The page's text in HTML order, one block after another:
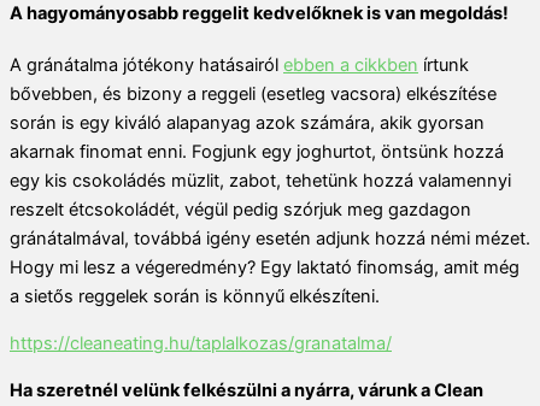
A hagyományosabb reggelit kedvelőknek is van megoldás!
A gránátalma jótékony hatásairól ebben a cikkben írtunk
bővebben, és bizony a reggeli (esetleg vacsora) elkészítése
során is egy kiváló alapanyag azok számára, akik gyorsan
akarnak finomat enni. Fogjunk egy joghurtot, öntsünk hozzá
egy kis csokoládés müzlit, zabot, tehetünk hozzá valamennyi
reszelt étcsokoládét, végül pedig szórjuk meg gazdagon
gránátalmával, továbbá igény esetén adjunk hozzá némi mézet.
Hogy mi lesz a végeredmény? Egy laktató finomság, amit még
a sietős reggelek során is könnyű elkészíteni.
https://cleaneating.hu/taplalkozas/granatalma/
Ha szeretnél velünk felkészülni a nyárra, várunka Clean